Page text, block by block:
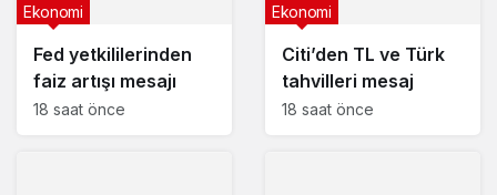
Fed yetkililerinden
faiz artışı mesajı
Ekonomi
18 saat önce
Citi’den TL ve Türk
tahvilleri mesaj
Ekonomi
18 saat önce